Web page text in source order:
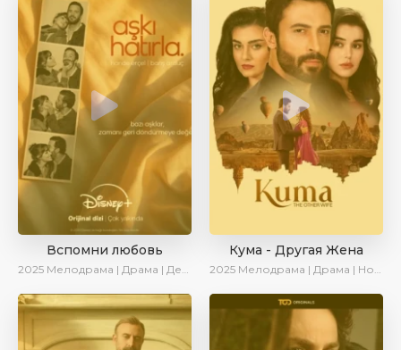
Вспомни любовь
2025 Мелодрама | Драма | Детектив | Комедия | Новинки | Сериалы 2025
Кума - Другая Жена
2025 Мелодрама | Драма | Новинки | Сериалы 2025